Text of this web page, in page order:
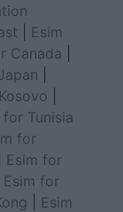
Esim
Canada
for Tunisia
for
Esim for
Esim for
Esim